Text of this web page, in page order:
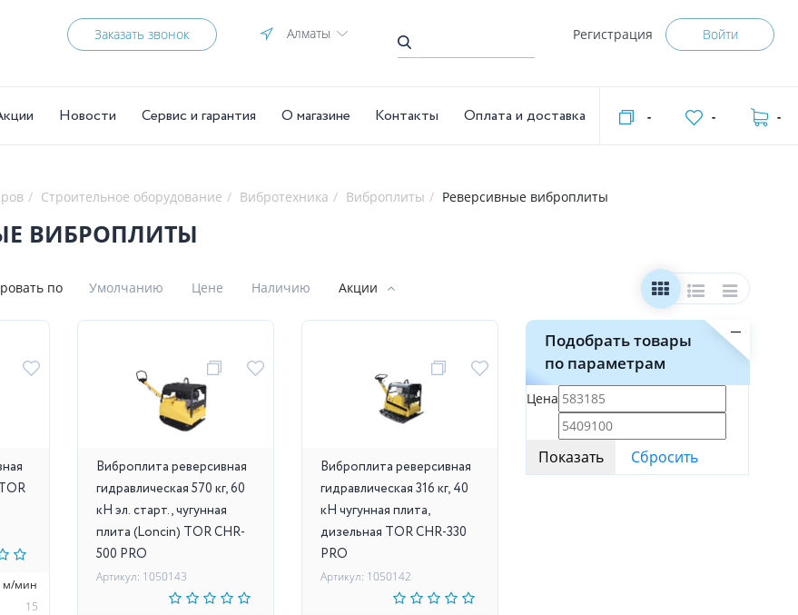
Заказать звонок Алматы Регистрация Войти
Новости Сервис и гарантия О магазине Контакты Оплата и доставка - - -
Строительное оборудование Вибротехника Виброплиты Реверсивные виброплиты
ВИБРОПЛИТЫ
по Умолчанию Цене Наличию Акции
Подобрать товары
по параметрам
Цена
м/мин
15
Виброплита реверсивная
гидравлическая 570 кг, 60
кН эл. старт., чугунная
плита (Loncin) TOR CHR-
500 PRO
Артикул: 1050143
Виброплита реверсивная
гидравлическая 316 кг, 40
кН чугунная плита,
дизельная TOR CHR-330
PRO
Артикул: 1050142